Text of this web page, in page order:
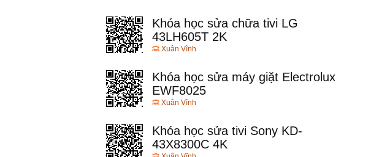
Khóa học sửa chữa tivi LG
43LH605T 2K
Xuân Vĩnh
Khóa học sửa máy giặt Electrolux
EWF8025
Xuân Vĩnh
Khóa học sửa tivi Sony KD-
43X8300C 4K